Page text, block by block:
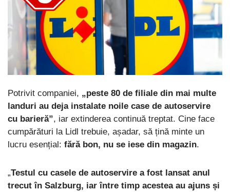
Potrivit companiei, „peste 80 de filiale din mai multe
landuri au deja instalate noile case de autoservire
cu barieră”, iar extinderea continuă treptat. Cine face
cumpărături la Lidl trebuie, așadar, să țină minte un
lucru esențial: fără bon, nu se iese din magazin.
„Testul cu casele de autoservire a fost lansat anul
trecut în Salzburg, iar între timp acestea au ajuns și